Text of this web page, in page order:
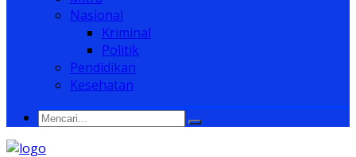
Nasional
Kriminal
Politik
Pendidikan
Kesehatan